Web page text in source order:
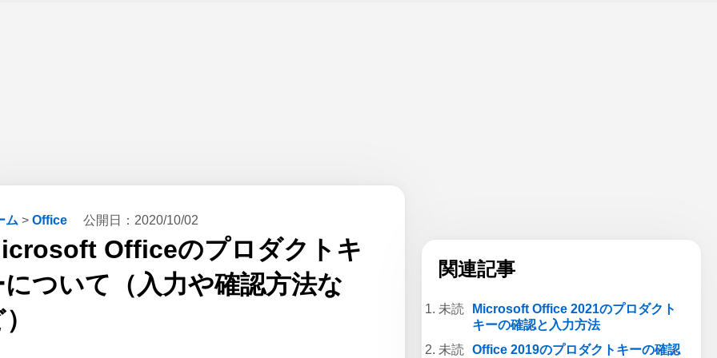
ム > Office 公開日： 2020/10/02
Officeのプロダクトキ
について（入力や確認方法な
関連記事
Microsoft Office 2021のプロダクト
キーの確認と入力方法
Office 2019のプロダクトキーの確認